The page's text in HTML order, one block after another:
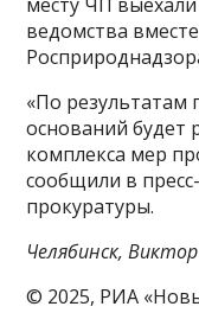
ведомства
«По результатам
оснований будет
комплекса мер
сообщили в
прокуратуры.
Челябинск, Виктор
© 2025, РИА